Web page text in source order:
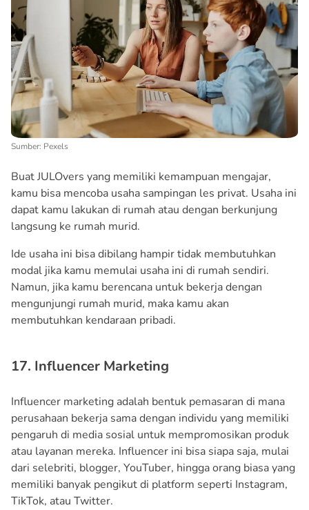
Sumber: Pexels
Buat JULOvers yang memiliki kemampuan mengajar,
kamu bisa mencoba usaha sampingan les privat. Usaha ini
dapat kamu lakukan di rumah atau dengan berkunjung
langsung ke rumah murid.
Ide usaha ini bisa dibilang hampir tidak membutuhkan
modal jika kamu memulai usaha ini di rumah sendiri.
Namun, jika kamu berencana untuk bekerja dengan
mengunjungi rumah murid, maka kamu akan
membutuhkan kendaraan pribadi.
17. Influencer Marketing
Influencer marketing adalah bentuk pemasaran di mana
perusahaan bekerja sama dengan individu yang memiliki
pengaruh di media sosial untuk mempromosikan produk
atau layanan mereka. Influencer ini bisa siapa saja, mulai
dari selebriti, blogger, YouTuber, hingga orang biasa yang
memiliki banyak pengikut di platform seperti Instagram,
TikTok, atau Twitter.